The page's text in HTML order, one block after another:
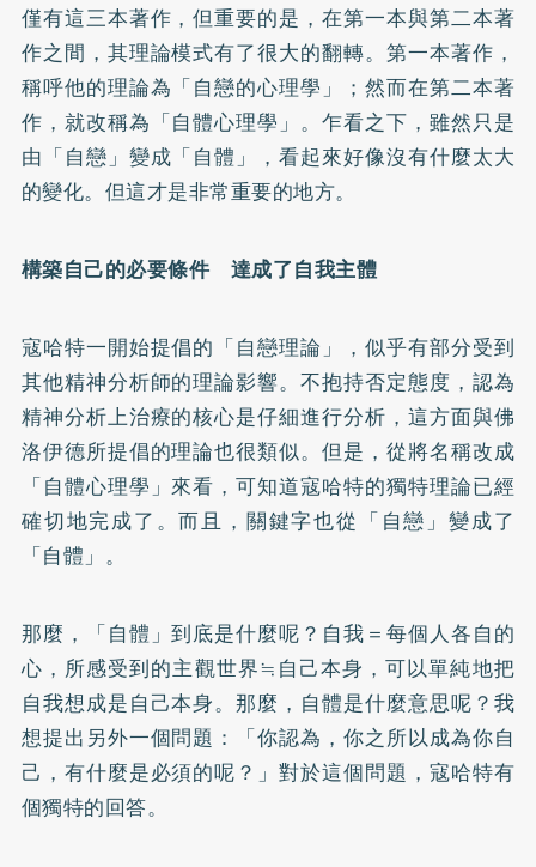
僅有這三本著作，但重要的是，在第一本與第二本著
作之間，其理論模式有了很大的翻轉。第一本著作，
稱呼他的理論為「自戀的心理學」；然而在第二本著
作，就改稱為「自體心理學」。乍看之下，雖然只是
由「自戀」變成「自體」，看起來好像沒有什麼太大
的變化。但這才是非常重要的地方。
構築自己的必要條件 達成了自我主體
寇哈特一開始提倡的「自戀理論」，似乎有部分受到
其他精神分析師的理論影響。不抱持否定態度，認為
精神分析上治療的核心是仔細進行分析，這方面與佛
洛伊德所提倡的理論也很類似。但是，從將名稱改成
「自體心理學」來看，可知道寇哈特的獨特理論已經
確切地完成了。而且，關鍵字也從「自戀」變成了
「自體」。
那麼，「自體」到底是什麼呢？自我＝每個人各自的
心，所感受到的主觀世界≒自己本身，可以單純地把
自我想成是自己本身。那麼，自體是什麼意思呢？我
想提出另外一個問題：「你認為，你之所以成為你自
己，有什麼是必須的呢？」對於這個問題，寇哈特有
個獨特的回答。